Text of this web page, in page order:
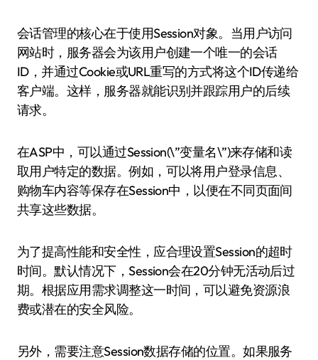
会话管理的核心在于使用Session对象。当用户访问
网站时，服务器会为该用户创建一个唯一的会话
ID，并通过Cookie或URL重写的方式将这个ID传递给
客户端。这样，服务器就能识别并跟踪用户的后续
请求。
在ASP中，可以通过Session(\”变量名\”)来存储和读
取用户特定的数据。例如，可以将用户登录信息、
购物车内容等保存在Session中，以便在不同页面间
共享这些数据。
为了提高性能和安全性，应合理设置Session的超时
时间。默认情况下，Session会在20分钟无活动后过
期。根据应用需求调整这一时间，可以避免资源浪
费或潜在的安全风险。
另外，需要注意Session数据存储的位置。如果服务